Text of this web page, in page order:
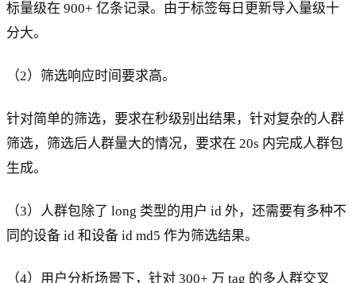
标量级在 900+ 亿条记录。由于标签每日更新导入量级十
分大。
（2）筛选响应时间要求高。
针对简单的筛选，要求在秒级别出结果，针对复杂的人群
筛选，筛选后人群量大的情况，要求在 20s 内完成人群包
生成。
（3）人群包除了 long 类型的用户 id 外，还需要有多种不
同的设备 id 和设备 id md5 作为筛选结果。
（4）用户分析场景下，针对 300+ 万 tag 的多人群交叉